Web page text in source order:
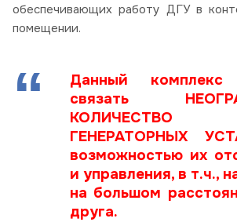
обеспечивающих работу ДГУ в
помещении.
Данный комплекс
связать
КОЛИЧЕСТВО
ГЕНЕРАТОРНЫХ
возможностью их
и управления, в т.ч.,
на большом
друга.